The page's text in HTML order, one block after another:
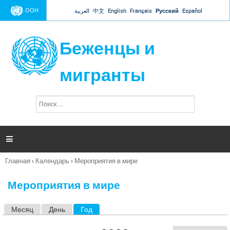
Jump to navigation
ООН العربية 中文 English Français Русский Español
Беженцы и
мигранты
п
и

Вы
Главная › Календарь › Мероприятия в мире
Мероприятия в мире
Месяц День Год